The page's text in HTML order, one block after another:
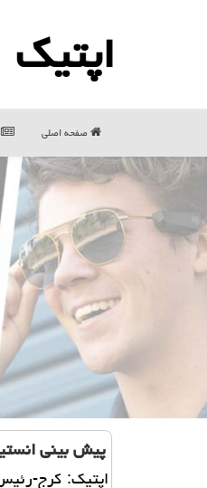
اپتیك
صفحه اصلی
پیش بینی انستیتو
اپتیك: كرج-